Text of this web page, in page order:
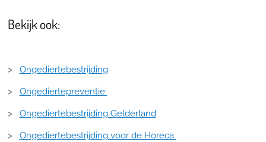
Bekijk ook:
> Ongediertebestrijding
> Ongediertepreventie
> Ongediertebestrijding Gelderland
> Ongediertebestrijding voor de Horeca